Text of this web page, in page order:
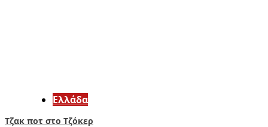
Ελλάδα
Τζακ ποτ στο Τζόκερ